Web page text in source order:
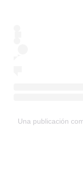
Una publicación